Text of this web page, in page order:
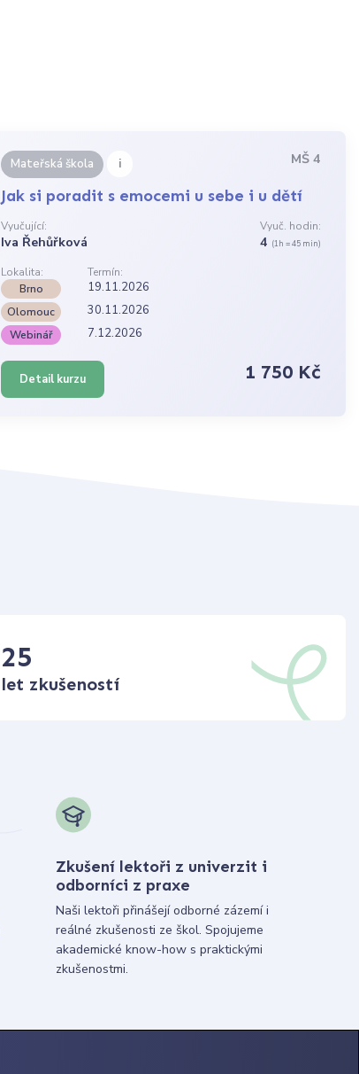
Mateřská škola i MŠ 4
Jak si poradit s emocemi u sebe i u dětí
Vyučující:
Iva Řehůřková
Vyuč. hodin:
4 (1h = 45 min)
Lokalita:
Termín:
Brno
19.11.2026
Olomouc 30.11.2026
Webinář 7.12.2026
Detail kurzu 1 750 Kč
25
let zkušeností
Zkušení lektoři z univerzit i
odborníci z praxe
Naši lektoři přinášejí odborné zázemí i
reálné zkušenosti ze škol. Spojujeme
akademické know-how s praktickými
zkušenostmi.